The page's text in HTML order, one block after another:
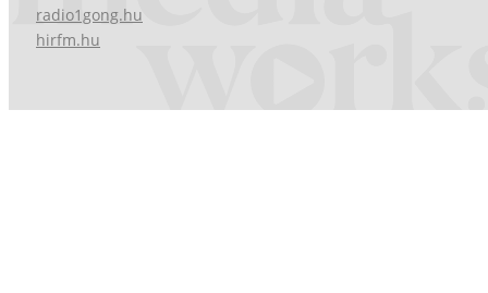
radio1gong.hu
hirfm.hu